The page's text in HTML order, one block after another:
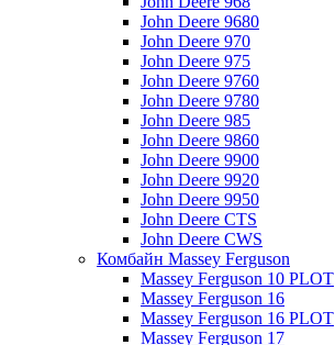
John Deere 9680
John Deere 970
John Deere 975
John Deere 9760
John Deere 9780
John Deere 985
John Deere 9860
John Deere 9900
John Deere 9920
John Deere 9950
John Deere CTS
John Deere CWS
Комбайн Massey Ferguson
Massey Ferguson 10 PLOT
Massey Ferguson 16
Massey Ferguson 16 PLOT
Massey Ferguson 17